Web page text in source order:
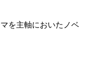
を主軸においたノベ